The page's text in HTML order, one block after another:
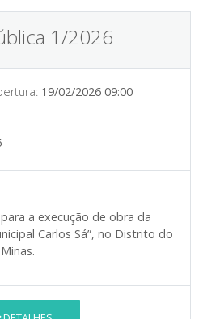
1/2026
19/02/2026 09:00
a execução de obra da
Carlos Sá”, no Distrito do